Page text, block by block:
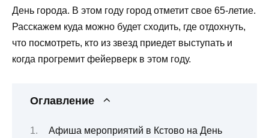
День города. В этом году город отметит свое 65-летие.
Расскажем куда можно будет сходить, где отдохнуть,
что посмотреть, кто из звезд приедет выступать и
когда прогремит фейерверк в этом году.
Оглавление
Афиша мероприятий в Кстово на День